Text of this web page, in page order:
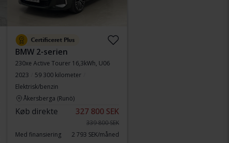
Certificeret Plus
BMW 2-serien
230xe Active Tourer 16,3kWh, U06
2023
59 300 kilometer
Elektrisk/benzin
Åkersberga (Runö)
Køb direkte 327 800 SEK
339 800 SEK
Med finansiering
2 793 SEK/måned